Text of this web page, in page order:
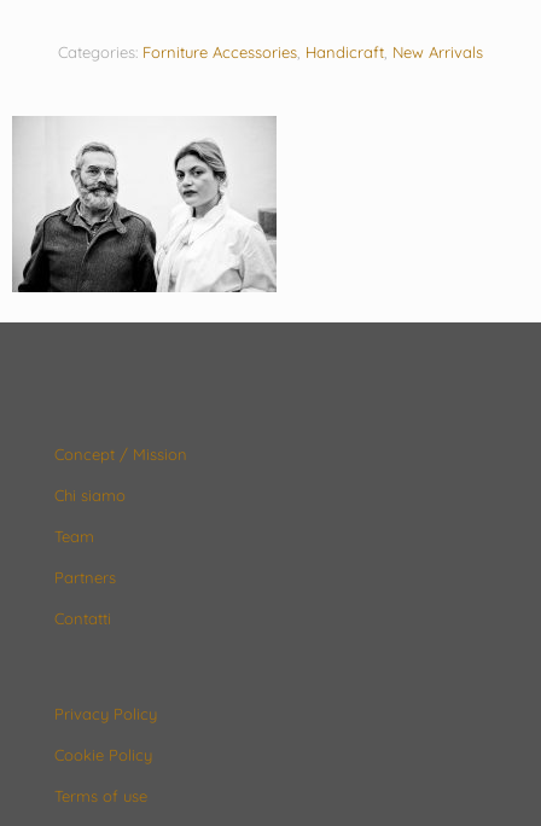
Categories: Forniture Accessories Handicraft New Arrivals
Concept / Mission
Chi siamo
Team
Partners
Contatti
Privacy Policy
Cookie Policy
Terms of use